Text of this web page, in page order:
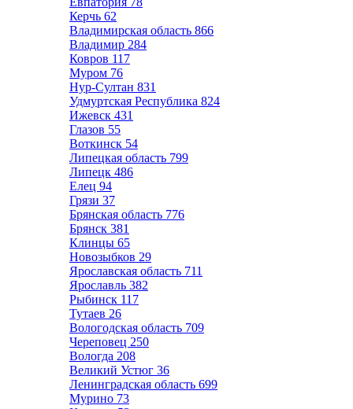
Керчь 62
Владимирская область 866
Владимир 284
Ковров 117
Муром 76
Нур-Султан 831
Удмуртская Республика 824
Ижевск 431
Глазов 55
Воткинск 54
Липецкая область 799
Липецк 486
Елец 94
Грязи 37
Брянская область 776
Брянск 381
Клинцы 65
Новозыбков 29
Ярославская область 711
Ярославль 382
Рыбинск 117
Тутаев 26
Вологодская область 709
Череповец 250
Вологда 208
Великий Устюг 36
Ленинградская область 699
Мурино 73